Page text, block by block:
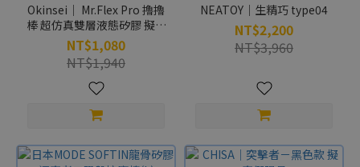
(3)
EXE
N.P.G
(3)
Okinsei｜ Mr.Flex Pro 擼擼
棒 超仿真雙層液態矽膠 擬真
陽具
NT$1,080
NT$1,940
NEATOY｜生精巧 type04
NT$2,200
NT$3,960